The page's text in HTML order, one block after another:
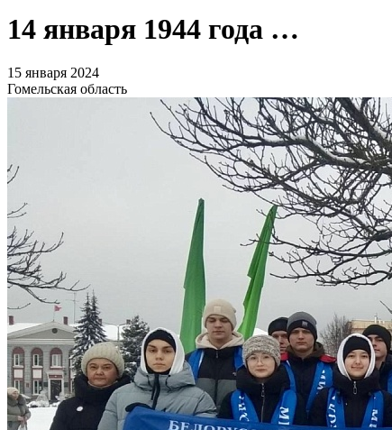
14 января 1944 года …
15 января 2024
Гомельская область